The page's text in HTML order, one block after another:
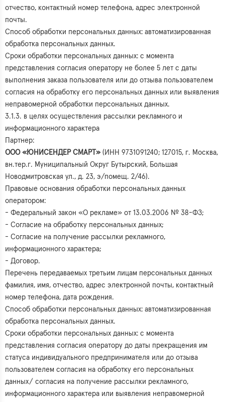
отчество, контактный номер телефона, адрес электронной
почты.
Способ обработки персональных данных: автоматизированная
обработка персональных данных.
Сроки обработки персональных данных: с момента
представления согласия оператору не более 5 лет с даты
выполнения заказа пользователя или до отзыва пользователем
согласия на обработку его персональных данных или выявления
неправомерной обработки персональных данных.
3.1.3. в целях осуществления рассылки рекламного и
информационного характера
Партнер:
ООО «ЮНИСЕНДЕР СМАРТ» (ИНН 9731091240; 127015, г. Москва,
вн.тер.г. Муниципальный Округ Бутырский, Большая
Новодмитровская ул., д. 23, э/помещ. 2/46).
Правовые основания обработки персональных данных
оператором:
- Федеральный закон «О рекламе» от 13.03.2006 № 38-ФЗ;
- Согласие на обработку персональных данных;
- Согласие на получение рассылки рекламного,
информационного характера;
- Договор.
Перечень передаваемых третьим лицам персональных данных
фамилия, имя, отчество, адрес электронной почты, контактный
номер телефона, дата рождения.
Способ обработки персональных данных: автоматизированная
обработка персональных данных.
Сроки обработки персональных данных: с момента
представления согласия оператору до даты прекращения им
статуса индивидуального предпринимателя или до отзыва
пользователем согласия на обработку его персональных
данных/ согласия на получение рассылки рекламного,
информационного характера или выявления неправомерной